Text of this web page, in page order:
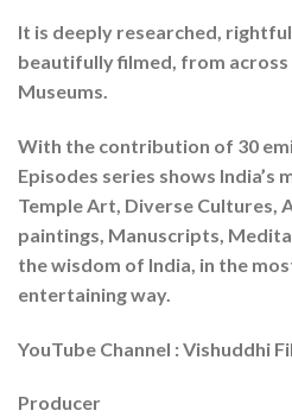
It is deeply researched,
beautifully filmed, from across
Museums.
With the contribution of 30
Episodes series shows India’s
Temple Art, Diverse Cultures,
paintings, Manuscripts,
the wisdom of India, in the
entertaining way.
YouTube Channel : Vishuddhi
Producer